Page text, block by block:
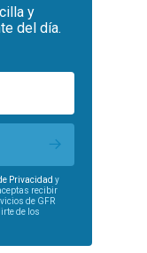
y
del día.
Privacidad y
recibir
de GFR
de los